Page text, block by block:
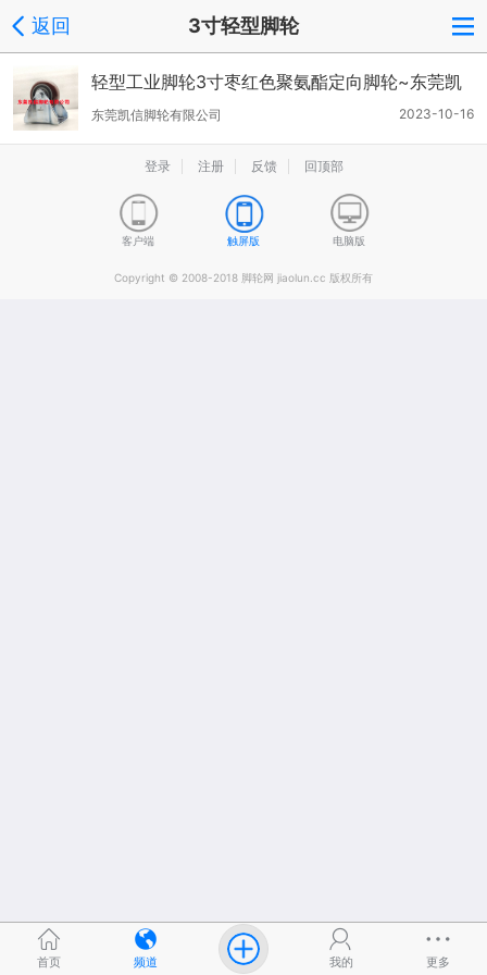
返回 3寸轻型脚轮
轻型工业脚轮3寸枣红色聚氨酯定向脚轮~东莞凯
信脚轮厂家
2023-10-16
东莞凯信脚轮有限公司
登录 注册 反馈 回顶部
客户端 触屏版 电脑版
Copyright © 2008-2018 脚轮网 jiaolun.cc 版权所有
首页 频道 我的 更多